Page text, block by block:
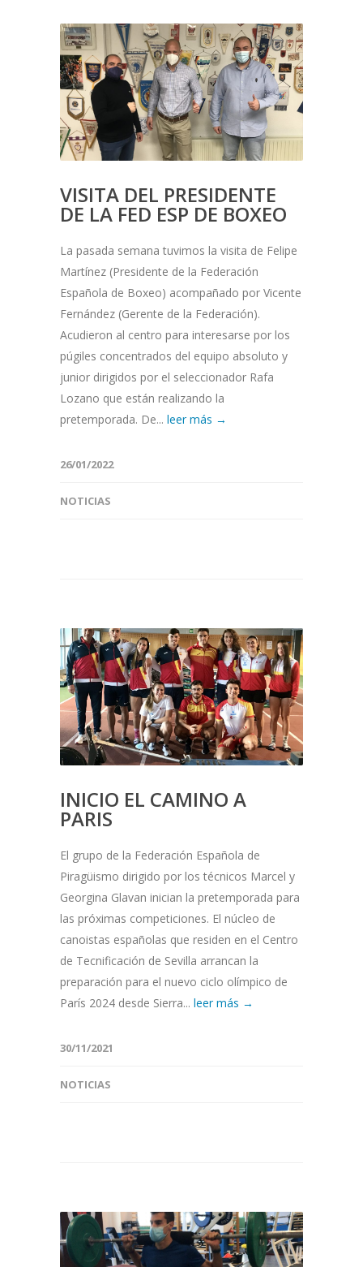
VISITA DEL PRESIDENTE
DE LA FED ESP DE BOXEO
La pasada semana tuvimos la visita de Felipe
Martínez (Presidente de la Federación
Española de Boxeo) acompañado por Vicente
Fernández (Gerente de la Federación).
Acudieron al centro para interesarse por los
púgiles concentrados del equipo absoluto y
junior dirigidos por el seleccionador Rafa
Lozano que están realizando la
pretemporada. De... leer más →
26/01/2022
NOTICIAS
INICIO EL CAMINO A
PARIS
El grupo de la Federación Española de
Piragüismo dirigido por los técnicos Marcel y
Georgina Glavan inician la pretemporada para
las próximas competiciones. El núcleo de
canoistas españolas que residen en el Centro
de Tecnificación de Sevilla arrancan la
preparación para el nuevo ciclo olímpico de
París 2024 desde Sierra... leer más →
30/11/2021
NOTICIAS